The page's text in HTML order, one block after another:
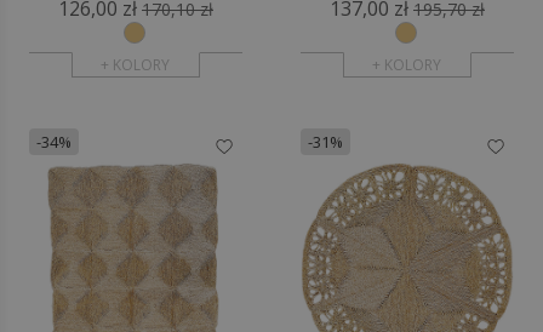
126,00 zł 170,10 zł
+ KOLORY
137,00 zł 195,70 zł
+ KOLORY
-34% -31%